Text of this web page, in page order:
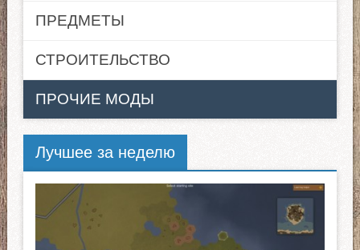
ПРЕДМЕТЫ
СТРОИТЕЛЬСТВО
ПРОЧИЕ МОДЫ
Лучшее за неделю